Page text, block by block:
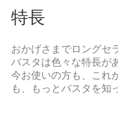
く
ず
特長
おかげさまでロングセ
バスタは色々な特長が
今お使いの方も、これ
も、もっとバスタを知